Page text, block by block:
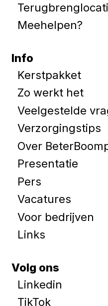
Meehelpen?
Info
Kerstpakket
Zo werkt het
Veelgestelde
Verzorgingstips
Over
Presentatie
Pers
Vacatures
Voor bedrijven
Links
Volg ons
Linkedin
TikTok